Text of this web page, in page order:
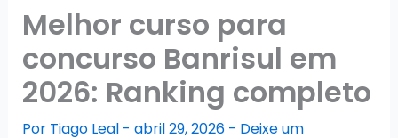
Melhor curso para
concurso Banrisul em
2026: Ranking completo
Por Tiago Leal - abril 29, 2026 - Deixe um